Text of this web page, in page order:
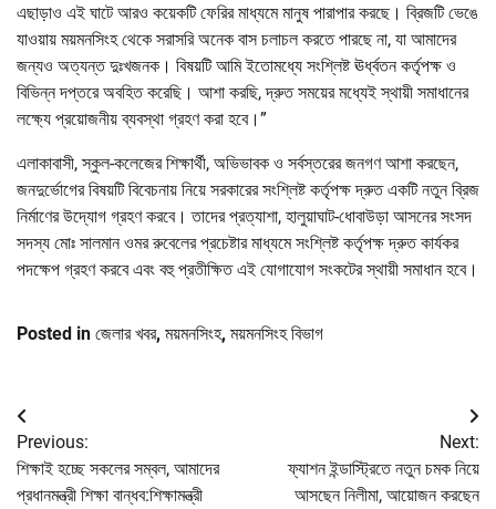
এছাড়াও এই ঘাটে আরও কয়েকটি ফেরির মাধ্যমে মানুষ পারাপার করছে। ব্রিজটি ভেঙে
যাওয়ায় ময়মনসিংহ থেকে সরাসরি অনেক বাস চলাচল করতে পারছে না, যা আমাদের
জন্যও অত্যন্ত দুঃখজনক। বিষয়টি আমি ইতোমধ্যে সংশ্লিষ্ট ঊর্ধ্বতন কর্তৃপক্ষ ও
বিভিন্ন দপ্তরে অবহিত করেছি। আশা করছি, দ্রুত সময়ের মধ্যেই স্থায়ী সমাধানের
লক্ষ্যে প্রয়োজনীয় ব্যবস্থা গ্রহণ করা হবে।”
এলাকাবাসী, স্কুল-কলেজের শিক্ষার্থী, অভিভাবক ও সর্বস্তরের জনগণ আশা করছেন,
জনদুর্ভোগের বিষয়টি বিবেচনায় নিয়ে সরকারের সংশ্লিষ্ট কর্তৃপক্ষ দ্রুত একটি নতুন ব্রিজ
নির্মাণের উদ্যোগ গ্রহণ করবে। তাদের প্রত্যাশা, হালুয়াঘাট-ধোবাউড়া আসনের সংসদ
সদস্য মোঃ সালমান ওমর রুবেলের প্রচেষ্টার মাধ্যমে সংশ্লিষ্ট কর্তৃপক্ষ দ্রুত কার্যকর
পদক্ষেপ গ্রহণ করবে এবং বহু প্রতীক্ষিত এই যোগাযোগ সংকটের স্থায়ী সমাধান হবে।
Posted in জেলার খবর, ময়মনসিংহ, ময়মনসিংহ বিভাগ
Post
navigation
Previous:
শিক্ষাই হচ্ছে সকলের সম্বল, আমাদের
প্রধানমন্ত্রী শিক্ষা বান্ধব:শিক্ষামন্ত্রী
Next:
ফ্যাশন ইন্ডাস্ট্রিতে নতুন চমক নিয়ে
আসছেন নিলীমা, আয়োজন করছেন